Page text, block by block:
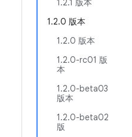
1.2.1 版本
1.2.0 版本
1.2.0 版本
1.2.0-rc01 版
本
1.2.0-beta03
版本
1.2.0-beta02
版